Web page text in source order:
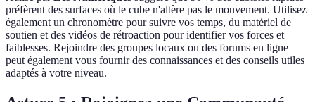
préfèrent des surfaces où le cube n'altère pas le mouvement. Utilisez
également un chronomètre pour suivre vos temps, du matériel de
soutien et des vidéos de rétroaction pour identifier vos forces et
faiblesses. Rejoindre des groupes locaux ou des forums en ligne
peut également vous fournir des connaissances et des conseils utiles
adaptés à votre niveau.